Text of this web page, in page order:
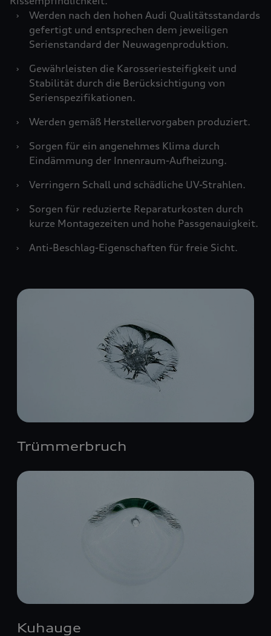
›
Werden nach den hohen Audi Qualitätsstandards
gefertigt und entsprechen dem jeweiligen
Serienstandard der Neuwagenproduktion.
›
Gewährleisten die Karosseriesteifigkeit und
Stabilität durch die Berücksichtigung von
Serienspezifikationen.
›
Werden gemäß Herstellervorgaben produziert.
›
Sorgen für ein angenehmes Klima durch
Eindämmung der Innenraum-Aufheizung.
›
Verringern Schall und schädliche UV-Strahlen.
›
Sorgen für reduzierte Reparaturkosten durch
kurze Montagezeiten und hohe Passgenauigkeit.
›
Anti-Beschlag-Eigenschaften für freie Sicht.
Trümmerbruch
Kuhauge